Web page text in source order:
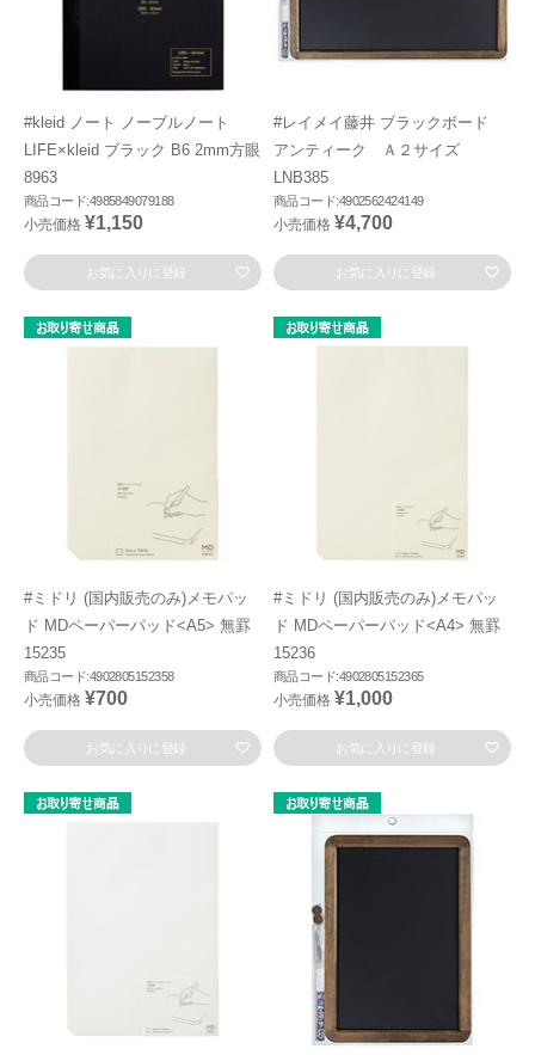
#kleid ノート ノーブルノート
LIFE×kleid ブラック B6 2mm方眼
8963
商品コード:4985849079188
小売価格 ¥1,150
お気に入りに登録
#レイメイ藤井 ブラックボード
アンティーク Ａ２サイズ
LNB385
商品コード:4902562424149
小売価格 ¥4,700
お気に入りに登録
#ミドリ (国内販売のみ)メモパッ
ド MDペーパーパッド<A5> 無罫
15235
商品コード:4902805152358
小売価格 ¥700
お気に入りに登録
#ミドリ (国内販売のみ)メモパッ
ド MDペーパーパッド<A4> 無罫
15236
商品コード:4902805152365
小売価格 ¥1,000
お気に入りに登録